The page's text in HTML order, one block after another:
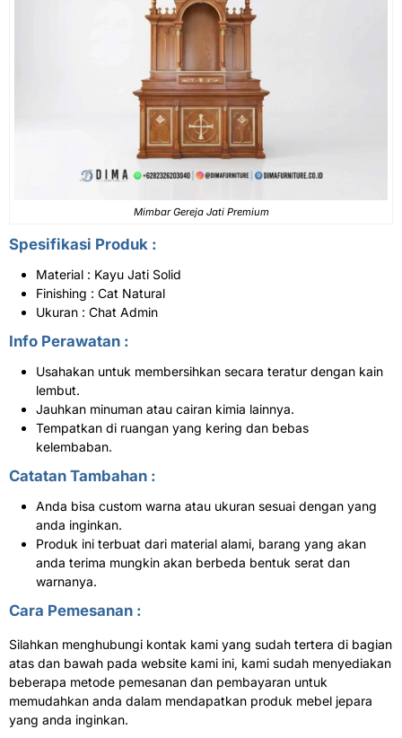
Mimbar Gereja Jati Premium
Spesifikasi Produk :
Material : Kayu Jati Solid
Finishing : Cat Natural
Ukuran : Chat Admin
Info Perawatan :
Usahakan untuk membersihkan secara teratur dengan kain
lembut.
Jauhkan minuman atau cairan kimia lainnya.
Tempatkan di ruangan yang kering dan bebas
kelembaban.
Catatan Tambahan :
Anda bisa custom warna atau ukuran sesuai dengan yang
anda inginkan.
Produk ini terbuat dari material alami, barang yang akan
anda terima mungkin akan berbeda bentuk serat dan
warnanya.
Cara Pemesanan :
Silahkan menghubungi kontak kami yang sudah tertera di bagian
atas dan bawah pada website kami ini, kami sudah menyediakan
beberapa metode pemesanan dan pembayaran untuk
memudahkan anda dalam mendapatkan produk mebel jepara
yang anda inginkan.